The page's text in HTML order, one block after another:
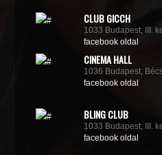
CLUB GICCH
1033 Budapest, III.
facebook oldal
CINEMA HALL
1036 Budapest,
facebook oldal
BLING CLUB
1033 Budapest, III.
facebook oldal